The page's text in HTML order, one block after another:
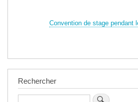
Convention de stage pendant
Rechercher
Rechercher